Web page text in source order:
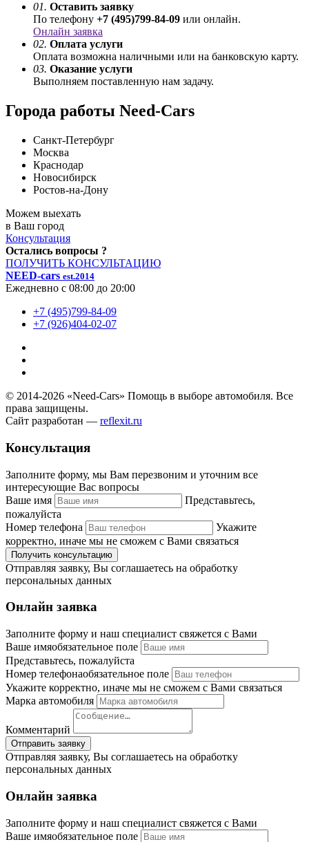
01. Оставить заявку
По телефону +7 (495)799-84-09 или онлайн.
Онлайн заявка
02. Оплата услуги
Оплата возможна наличными или на банковскую карту.
03. Оказание услуги
Выполняем поставленную нам задачу.
Города работы Need-Cars
Санкт-Петербург
Москва
Краснодар
Новосибирск
Ростов-на-Дону
Можем выехать
в Ваш город
Консультация
Остались вопросы ?
ПОЛУЧИТЬ КОНСУЛЬТАЦИЮ
NEED-сars est.2014
Ежедневно с 08:00 до 20:00
+7 (495)799-84-09
+7 (926)404-02-07
© 2014-2026 «Need-Cars» Помощь в выборе автомобиля. Все
права защищены.
Сайт разработан — reflexit.ru
Консультация
Заполните форму, мы Вам перезвоним и уточним все
интересующие Вас вопросы
Ваше имя
Представьтесь,
пожалуйста
Номер телефона
Укажите
корректно, иначе мы не сможем с Вами связаться
Отправляя заявку, Вы соглашаетесь на обработку
персональных данных
Онлайн заявка
Заполните форму и наш специалист свяжется с Вами
Ваше имяобязательное поле
Представьтесь, пожалуйста
Номер телефонаобязательное поле
Укажите корректно, иначе мы не сможем с Вами связаться
Марка автомобиля
Комментарий
Отправляя заявку, Вы соглашаетесь на обработку
персональных данных
Онлайн заявка
Заполните форму и наш специалист свяжется с Вами
Ваше имяобязательное поле